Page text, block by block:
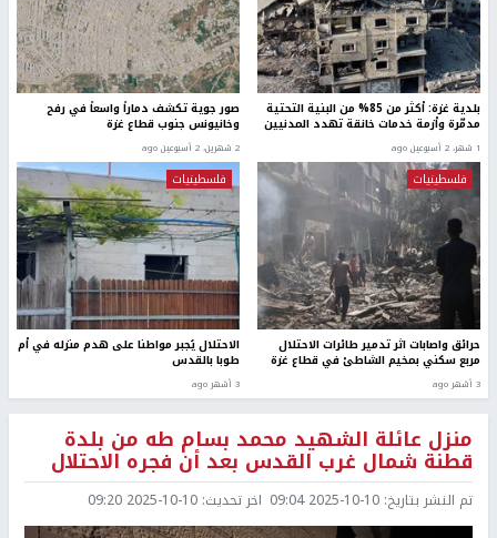
بلدية غزة: أكثر من 85% من البنية التحتية
مدمّرة وأزمة خدمات خانقة تهدد المدنيين
1 شهر، 2 أسبوعين ago
صور جوية تكشف دماراً واسعاً في رفح
وخانيونس جنوب قطاع غزة
2 شهرين، 2 أسبوعين ago
فلسطينيات
حرائق واصابات اثر تدمير طائرات الاحتلال
مربع سكني بمخيم الشاطئ في قطاع غزة
3 أشهر ago
فلسطينيات
الاحتلال يُجبر مواطنا على هدم منزله في أم
طوبا بالقدس
3 أشهر ago
منزل عائلة الشهيد محمد بسام طه من بلدة
قطنة شمال غرب القدس بعد أن فجره الاحتلال
تم النشر بتاريخ: 2025-10-10 09:04 اخر تحديث: 2025-10-10 09:20